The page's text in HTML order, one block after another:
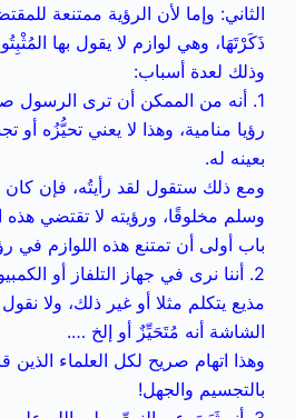
الثاني: وإما لأن الرؤية ممتنعة
ذَكَرْتَهَا، وهي لوازم لا يقول بها
وذلك لعدة أسباب:
1. أنه من الممكن أن ترى الرسول
رؤيا منامية، وهذا لا يعني تحيُّزُه أو
بعينه له.
ومع ذلك ستقول لقد رأيتُه، فإن
وسلم مخلوقًا، ورؤيته لا تقتضي هذه
باب أولى أن تمتنع هذه اللوازم في
2. أننا نرى في جهاز التلفاز أو
مذيع يتكلم مثلا أو غير ذلك، ولا
الشاشة أنه مُتَحَيِّزٌ أو إلخ ….
وهذا اتهام صريح لكل العلماء الذين
بالتجسيم والجهل!